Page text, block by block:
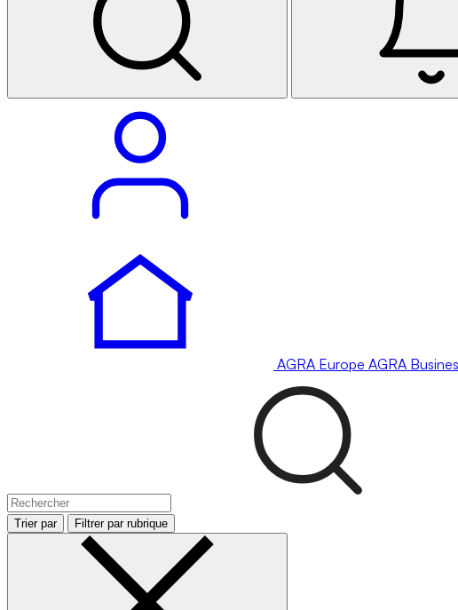
AGRA Europe AGRA
Trier par Filtrer par rubrique